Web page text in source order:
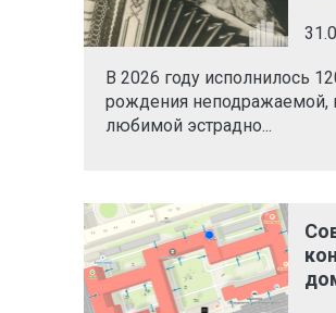
В 2026 году исполнилось
рождения неподражаемой,
любимой эстрадно...